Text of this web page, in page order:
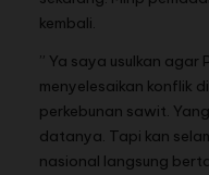
kembali.
” Ya saya usulkan agar
menyelesaikan konflik
perkebunan sawit.
datanya. Tapi kan
nasional langsung